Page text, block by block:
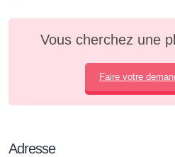
Vous cherchez une
Faire votre
Adresse